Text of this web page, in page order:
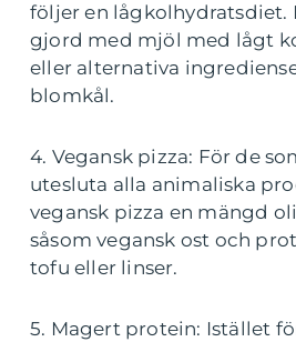
följer en lågkolhydratsdiet.
gjord med mjöl med lågt
eller alternativa
blomkål.
4. Vegansk pizza: För de
utesluta alla animaliska
vegansk pizza en mängd
såsom vegansk ost och
tofu eller linser.
5. Magert protein: Istället